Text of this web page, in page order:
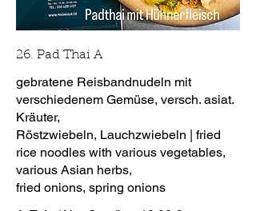
26. Pad Thai A
gebratene Reisbandnudeln mit
verschiedenem Gemüse, versch. asiat.
Kräuter,
Röstzwiebeln, Lauchzwiebeln | fried
rice noodles with various vegetables,
various Asian herbs,
fried onions, spring onions